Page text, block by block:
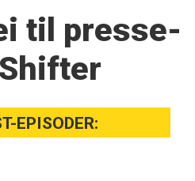
til presse­
EPISODER: